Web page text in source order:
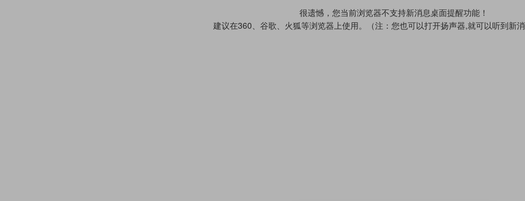
很遗憾，您当前浏览器不支持新消息桌面提醒功能！
建议在360、谷歌、火狐等浏览器上使用。（注：您也可以打开扬声器,就可以听到新消